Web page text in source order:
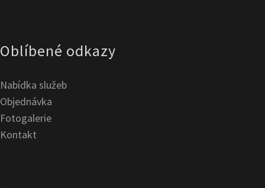
Oblíbené odkazy
Nabídka služeb
Objednávka
Fotogalerie
Kontakt